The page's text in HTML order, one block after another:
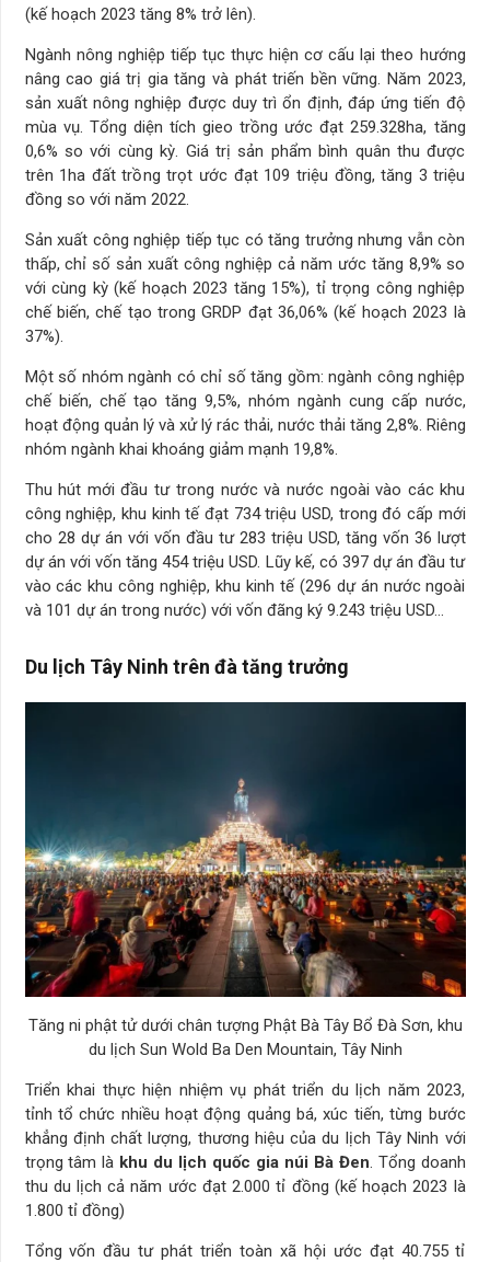
(kế hoạch 2023 tăng 8% trở lên).
Ngành nông nghiệp tiếp tục thực hiện cơ cấu lại theo hướng
nâng cao giá trị gia tăng và phát triến bền vững. Năm 2023,
sản xuất nông nghiệp được duy trì ổn định, đáp ứng tiến độ
mùa vụ. Tổng diện tích gieo trồng ước đạt 259.328ha, tăng
0,6% so với cùng kỳ. Giá trị sản phẩm bình quân thu được
trên 1ha đất trồng trọt ước đạt 109 triệu đồng, tăng 3 triệu
đồng so với năm 2022.
Sản xuất công nghiệp tiếp tục có tăng trưởng nhưng vẫn còn
thấp, chỉ số sản xuất công nghiệp cả năm ước tăng 8,9% so
với cùng kỳ (kế hoạch 2023 tăng 15%), tỉ trọng công nghiệp
chế biến, chế tạo trong GRDP đạt 36,06% (kế hoạch 2023 là
37%).
Một số nhóm ngành có chỉ số tăng gồm: ngành công nghiệp
chế biến, chế tạo tăng 9,5%, nhóm ngành cung cấp nước,
hoạt động quản lý và xử lý rác thải, nước thải tăng 2,8%. Riêng
nhóm ngành khai khoáng giảm mạnh 19,8%.
Thu hút mới đầu tư trong nước và nước ngoài vào các khu
công nghiệp, khu kinh tế đạt 734 triệu USD, trong đó cấp mới
cho 28 dự án với vốn đầu tư 283 triệu USD, tăng vốn 36 lượt
dự án với vốn tăng 454 triệu USD. Lũy kế, có 397 dự án đầu tư
vào các khu công nghiệp, khu kinh tế (296 dự án nước ngoài
và 101 dự án trong nước) với vốn đãng ký 9.243 triệu USD…
Du lịch Tây Ninh trên đà tăng trưởng
Tăng ni phật tử dưới chân tượng Phật Bà Tây Bổ Đà Sơn, khu
du lịch Sun Wold Ba Den Mountain, Tây Ninh
Triển khai thực hiện nhiệm vụ phát triển du lịch năm 2023,
tỉnh tổ chức nhiều hoạt động quảng bá, xúc tiến, từng bước
khẳng định chất lượng, thương hiệu của du lịch Tây Ninh với
trọng tâm là khu du lịch quốc gia núi Bà Đen. Tổng doanh
thu du lịch cả năm ước đạt 2.000 tỉ đồng (kế hoạch 2023 là
1.800 tỉ đồng)
Tổng vốn đầu tư phát triển toàn xã hội ước đạt 40.755 tỉ